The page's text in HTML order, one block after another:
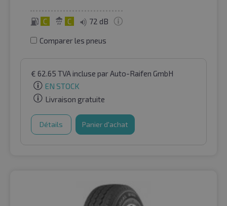
C C 72 dB
Comparer les pneus
€ 62.65 TVA incluse par Auto-Raifen GmbH
EN STOCK
Livraison gratuite
Détails Panier d'achat